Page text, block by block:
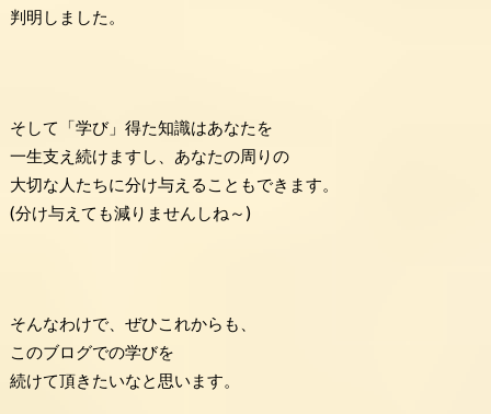
判明しました。
そして「学び」得た知識はあなたを
一生支え続けますし、あなたの周りの
大切な人たちに分け与えることもできます。
(分け与えても減りませんしね～)
そんなわけで、ぜひこれからも、
このブログでの学びを
続けて頂きたいなと思います。